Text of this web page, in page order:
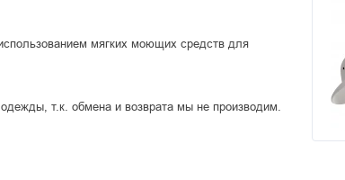
мягких моющих средств для
т.к. обмена и возврата мы не производим.